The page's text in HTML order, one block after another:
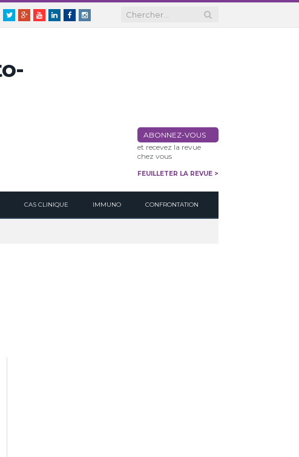
TwitterGoogle+YoutubeLinkedinFacebookInstagram
ABONNEZ-VOUS
et recevez la revue
chez vous
FEUILLETER LA REVUE >
CAS CLINIQUE IMMUNO CONFRONTATION